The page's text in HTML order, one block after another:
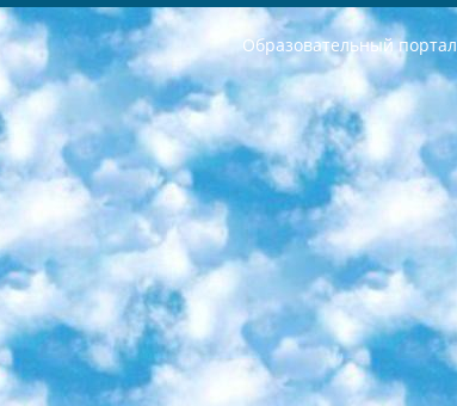
Образовательный портал
РЕСПУБЛИКА УЗБЕКИСТАН МИНИСТРЕРСТВО ДОШКОЛЬНОГО И ШКОЛЬНОГО ОБРАЗОВАНИЯ КОМАНДА в общеобразовательных учреждениях в 2023-2024 учебном году организация и проведение итоговой государственной аттестации обучающихся о Министра дошкольного и школьного образования Республики Узбекистан от 4 марта 2008 года (постановлением Минюста от 20 марта 2008 года № 1778 государственной регистрации) «Итоговое состояние учащихся общего среднего образования на основании положения об утверждении положения об аттестации общего среднего образования выпускной экзамен студентов в образовательных учреждениях в 2023-2024 учебном году В целях организации и прохождения аттестации приказываю: 1. Следующее: перечень предметов, по которым будет проводиться итоговая государственная аттестация и экзамен формы перевода согласно приложению 1; сертификаты международного образца, оценивающие уровень владения иностранными языками перечень согласно приложению 2; 2. Педагогический при специализированных образовательных учреждениях. научно-практический центр квалификации и международной оценки (Д.Давидова) 2024 г. До 25 марта: задания по предметам, по которым будет проводиться итоговая аттестация разработка и утверждение технических условий; итоговая аттестация на основании разработанного предметного задания разработка вопросов по предметам (устно и письменно), экзамен передача; общеобразовательные средние школы и специальные учебные заведения учащиеся выпускных классов школ и интернатов в агентской системе подготовка базы данных экзаменационных материалов и критериев оценки; перевод базы экзаменационных материалов на все языки обучения подать в Республиканский образовательный центр для изготовления; варианты экзаменов на основе разработанных контрольных материалов пусть будут поставлены задачи формирования. 3.